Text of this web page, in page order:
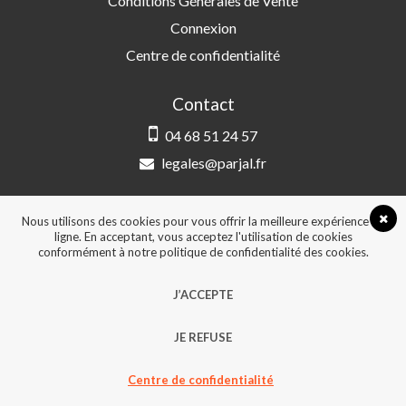
Connexion
Centre de confidentialité
Contact
04 68 51 24 57
legales@parjal.fr
3 Rue Saint-Amand, 66000 Perpignan
© 2026, Tous droits réservés - Design &
Nous utilisons des cookies pour vous offrir la meilleure expérience en
ligne. En acceptant, vous acceptez l'utilisation de cookies
conformément à notre politique de confidentialité des cookies.
J’ACCEPTE
JE REFUSE
Centre de confidentialité